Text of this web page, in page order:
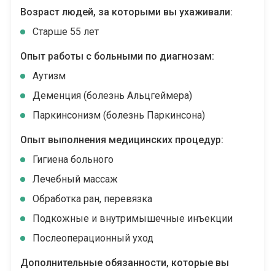
Возраст людей, за которыми вы ухаживали:
Cтарше 55 лет
Опыт работы с больными по диагнозам:
Аутизм
Деменция (болезнь Альцгеймера)
Паркинсонизм (болезнь Паркинсона)
Опыт выполнения медицинских процедур:
Гигиена больного
Лечебный массаж
Обработка ран, перевязка
Подкожные и внутримышечные инъекции
Послеоперационный уход
Дополнительные обязанности, которые вы